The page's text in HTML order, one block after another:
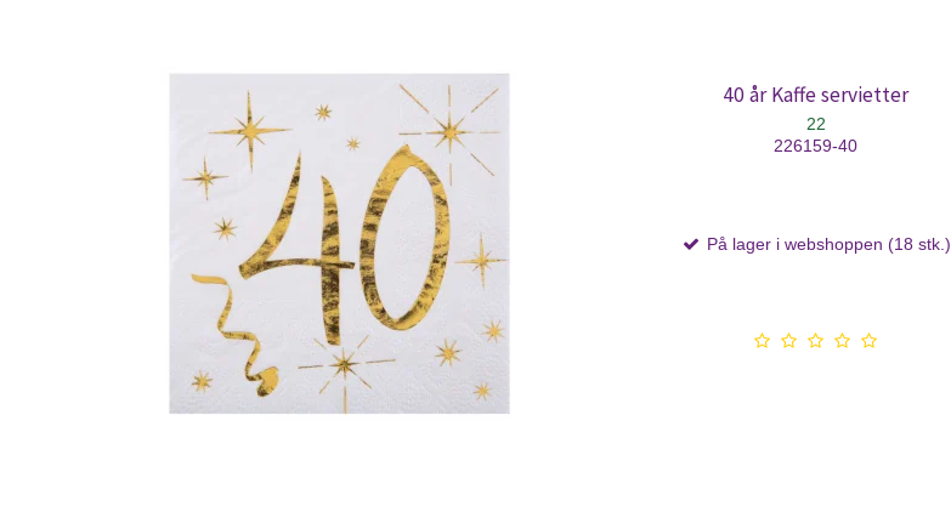
40 år Kaffe servietter
22
226159-40
På lager i webshoppen (18 stk.)